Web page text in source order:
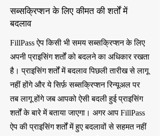
सब्सक्रिप्शन के लिए कीमत की शर्तों में
बदलाव
FillPass ऐप किसी भी समय सब्सक्रिप्शन के लिए
अपनी प्राइसिंग शर्तों को बदलने का अधिकार रखता
है। प्राइसिंग शर्तों में बदलाव पिछली तारीख से लागू
नहीं होंगे और ये सिर्फ़ सब्सक्रिप्शन रिन्यूअल पर
तब लागू होंगे जब आपको ऐसी बदली हुई प्राइसिंग
शर्तों के बारे में बताया जाएगा। अगर आप FillPass
ऐप की प्राइसिंग शर्तों में हुए बदलावों से सहमत नहीं